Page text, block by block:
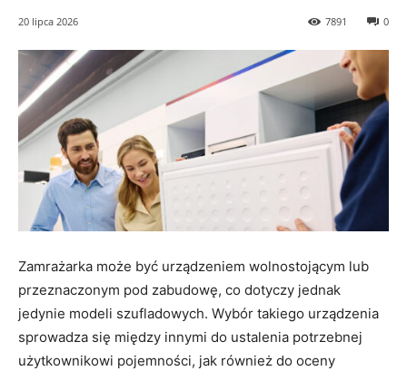
20 lipca 2026 0
7891
Zamrażarka może być urządzeniem wolnostojącym lub
przeznaczonym pod zabudowę, co dotyczy jednak
jedynie modeli szufladowych. Wybór takiego urządzenia
sprowadza się między innymi do ustalenia potrzebnej
użytkownikowi pojemności, jak również do oceny